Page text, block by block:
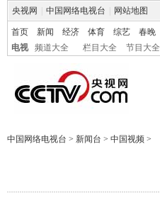
央视网 中国网络电视台 网站地图
首页 新闻 经济 体育 综艺 春晚
电视
频道大全 栏目大全 节目大全
中国网络电视台 > 新闻台 > 中国视频 >